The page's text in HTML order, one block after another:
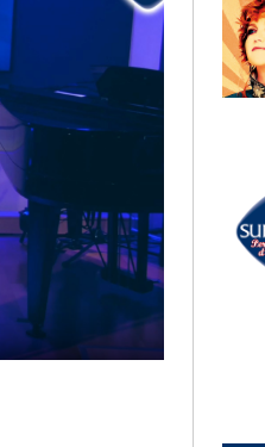
RADIO SUBASIO +
ANGELINA MANGO
Canto d’Amore (Feat. Marco
Mengoni)
RADIO SUBASIO DISCO CLUB
LA RAFFICA
ANNI 70